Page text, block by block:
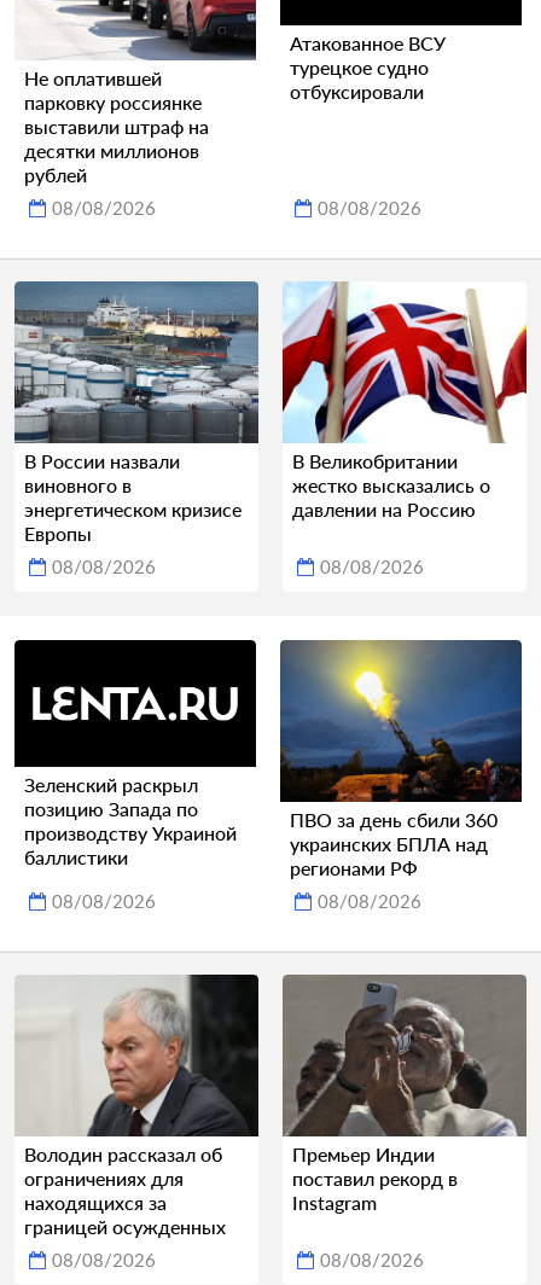
Не оплатившей
парковку россиянке
выставили штраф на
десятки миллионов
рублей
08/08/2026
Атакованное ВСУ
турецкое судно
отбуксировали
08/08/2026
В России назвали
виновного в
энергетическом кризисе
Европы
08/08/2026
В Великобритании
жестко высказались о
давлении на Россию
08/08/2026
Зеленский раскрыл
позицию Запада по
производству Украиной
баллистики
08/08/2026
ПВО за день сбили 360
украинских БПЛА над
регионами РФ
08/08/2026
Володин рассказал об
ограничениях для
находящихся за
границей осужденных
08/08/2026
Премьер Индии
поставил рекорд в
Instagram
08/08/2026